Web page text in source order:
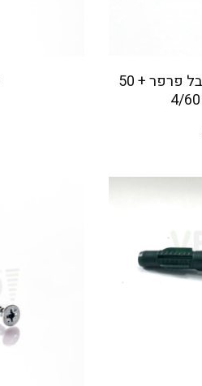
ערכה מס' 4 – 50 יח' דיבל פרפר + 50